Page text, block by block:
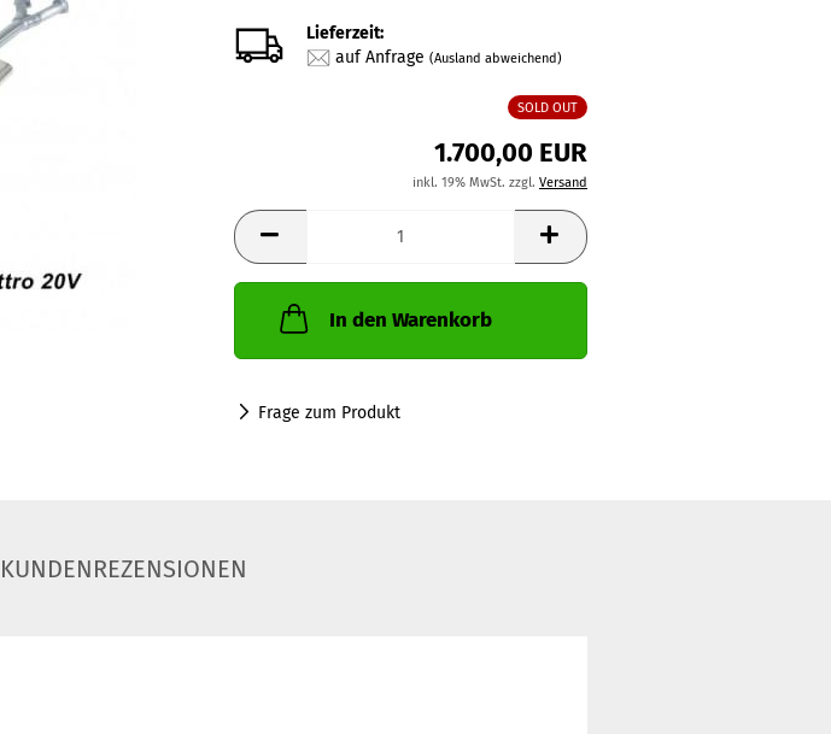
Lieferzeit:
auf Anfrage (Ausland abweichend)
SOLD OUT
1.700,00 EUR
inkl. 19% MwSt. zzgl. Versand
In den Warenkorb
Frage zum Produkt
KUNDENREZENSIONEN